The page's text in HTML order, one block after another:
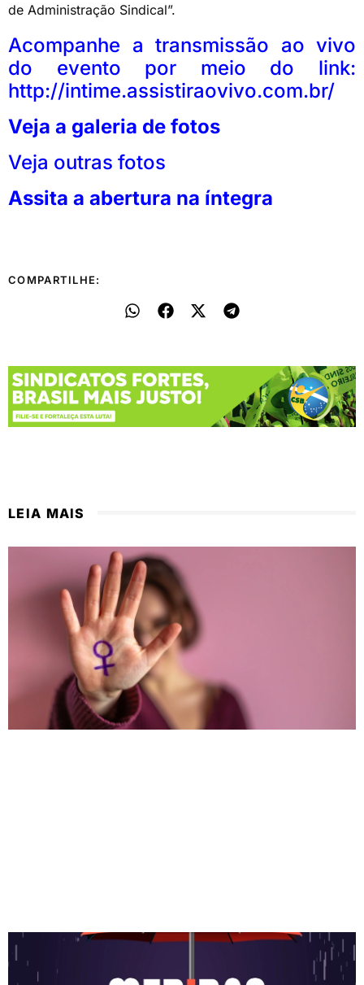
de Administração Sindical”.
Acompanhe a transmissão ao vivo
do evento por meio do link:
http://intime.assistiraovivo.com.br/
Veja a galeria de fotos
Veja outras fotos
Assita a abertura na íntegra
COMPARTILHE:
LEIA MAIS